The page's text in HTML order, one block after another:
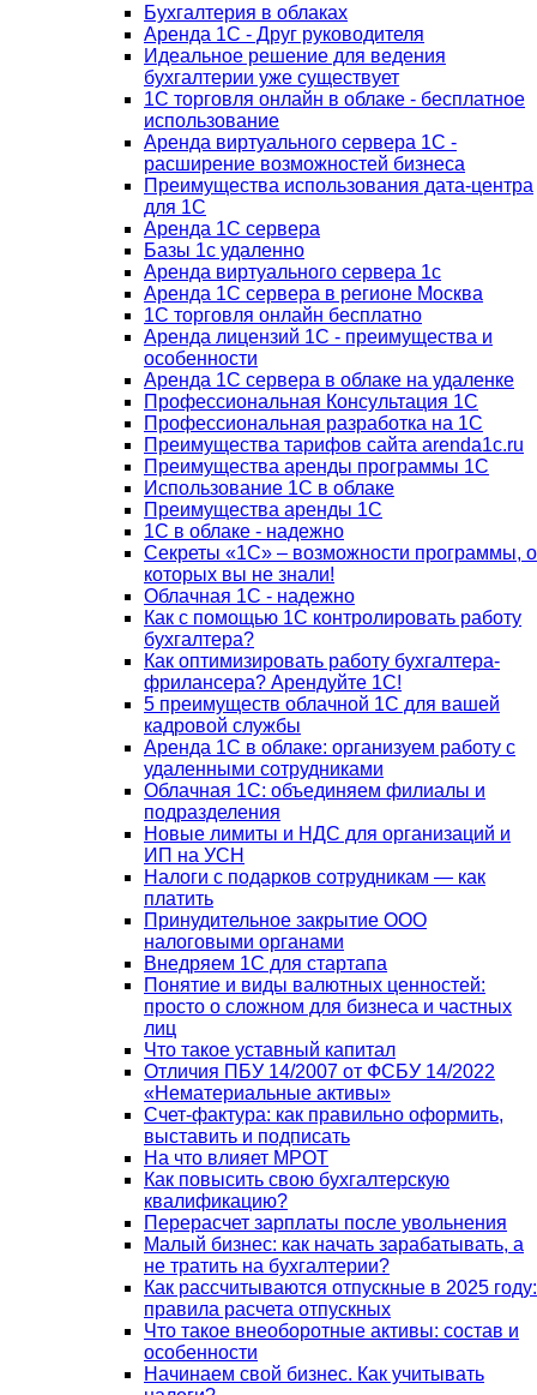
Бухгалтерия в облаках
Аренда 1С - Друг руководителя
Идеальное решение для ведения
бухгалтерии уже существует
1С торговля онлайн в облаке - бесплатное
использование
Аренда виртуального сервера 1С -
расширение возможностей бизнеса
Преимущества использования дата-центра
для 1С
Аренда 1С сервера
Базы 1с удаленно
Аренда виртуального сервера 1с
Аренда 1С сервера в регионе Москва
1С торговля онлайн бесплатно
Аренда лицензий 1С - преимущества и
особенности
Аренда 1С сервера в облаке на удаленке
Профессиональная Консультация 1С
Профессиональная разработка на 1С
Преимущества тарифов сайта arenda1c.ru
Преимущества аренды программы 1С
Использование 1С в облаке
Преимущества аренды 1С
1С в облаке - надежно
Секреты «1С» – возможности программы, о
которых вы не знали!
Облачная 1С - надежно
Как с помощью 1С контролировать работу
бухгалтера?
Как оптимизировать работу бухгалтера-
фрилансера? Арендуйте 1С!
5 преимуществ облачной 1С для вашей
кадровой службы
Аренда 1С в облаке: организуем работу с
удаленными сотрудниками
Облачная 1С: объединяем филиалы и
подразделения
Новые лимиты и НДС для организаций и
ИП на УСН
Налоги с подарков сотрудникам — как
платить
Принудительное закрытие ООО
налоговыми органами
Внедряем 1С для стартапа
Понятие и виды валютных ценностей:
просто о сложном для бизнеса и частных
лиц
Что такое уставный капитал
Отличия ПБУ 14/2007 от ФСБУ 14/2022
«Нематериальные активы»
Счет-фактура: как правильно оформить,
выставить и подписать
На что влияет МРОТ
Как повысить свою бухгалтерскую
квалификацию?
Перерасчет зарплаты после увольнения
Малый бизнес: как начать зарабатывать, а
не тратить на бухгалтерии?
Как рассчитываются отпускные в 2025 году:
правила расчета отпускных
Что такое внеоборотные активы: состав и
особенности
Начинаем свой бизнес. Как учитывать